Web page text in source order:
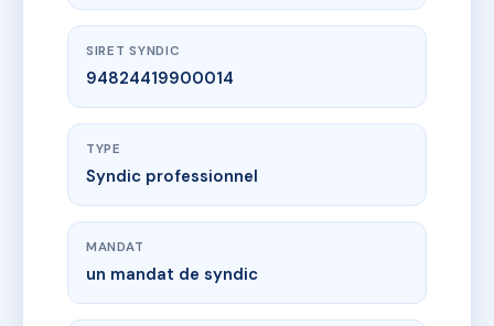
SIRET SYNDIC
94824419900014
TYPE
Syndic professionnel
MANDAT
un mandat de syndic